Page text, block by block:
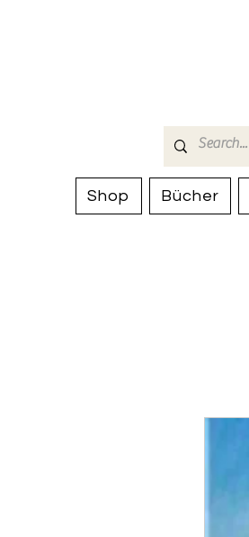
Shop Bücher